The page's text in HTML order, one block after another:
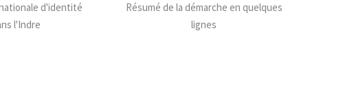
d'identité
l'Indre
Résumé de la démarche en quelques
lignes